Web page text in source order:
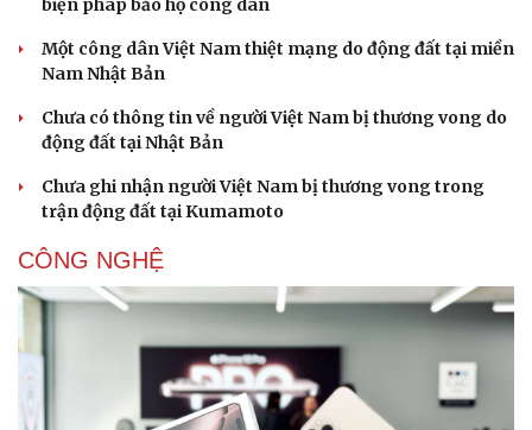
Doanh nghiệp
Thông tin doanh nghiệp
Doanh nhân
Vì cộng đồng
Công nghệ
Trải nghiệm
biện pháp bảo hộ công dân
Một công dân Việt Nam thiệt mạng do động đất tại miền
Nam Nhật Bản
Chưa có thông tin về người Việt Nam bị thương vong do
động đất tại Nhật Bản
Chưa ghi nhận người Việt Nam bị thương vong trong
trận động đất tại Kumamoto
CÔNG NGHỆ